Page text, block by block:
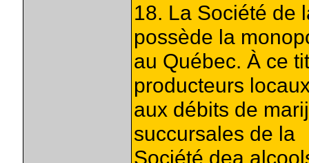
18. La Société de
possède la
au Québec. À ce
producteurs
aux débits de
succursales de la
Société dea